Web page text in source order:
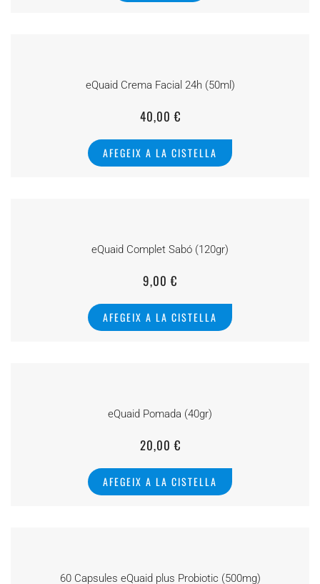
eQuaid Crema Facial 24h (50ml)
40,00€
AFEGEIX A LA CISTELLA
eQuaid Complet Sabó (120gr)
9,00€
AFEGEIX A LA CISTELLA
eQuaid Pomada (40gr)
20,00€
AFEGEIX A LA CISTELLA
60 Capsules eQuaid plus Probiotic (500mg)